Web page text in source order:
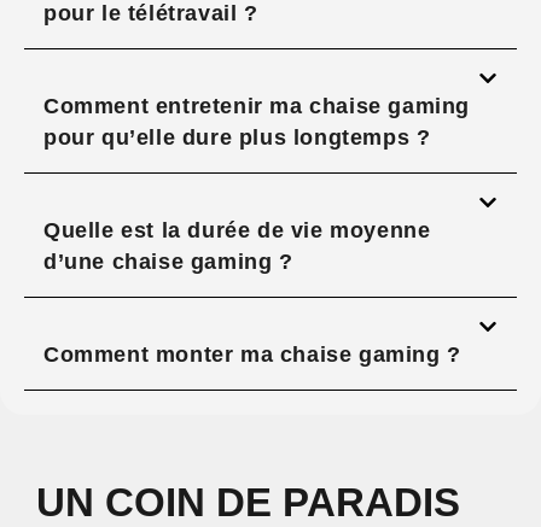
pour le télétravail ?
Comment entretenir ma chaise gaming
pour qu’elle dure plus longtemps ?
Quelle est la durée de vie moyenne
d’une chaise gaming ?
Comment monter ma chaise gaming ?
UN COIN DE PARADIS